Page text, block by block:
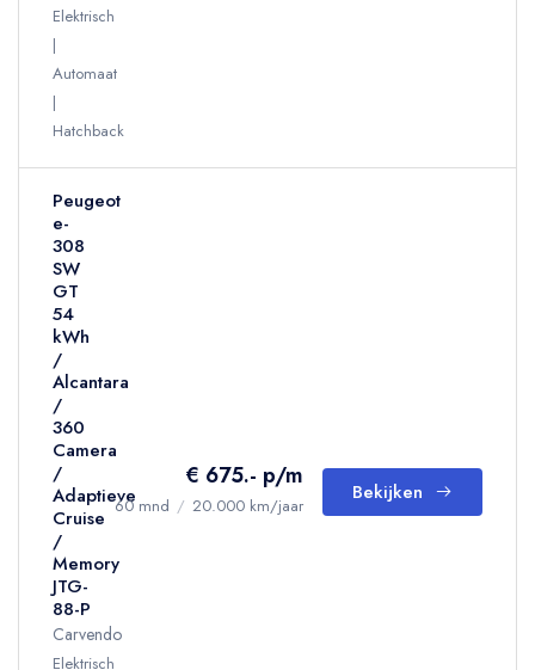
Elektrisch
Automaat
Hatchback
Peugeot
e-
308
SW
GT
54
kWh
/
Alcantara
/
360
Camera
/
Adaptieve
Cruise
/
Memory
JTG-
88-P
Carvendo
Elektrisch
€ 675.- p/m
60 mnd / 20.000 km/jaar
Bekijken